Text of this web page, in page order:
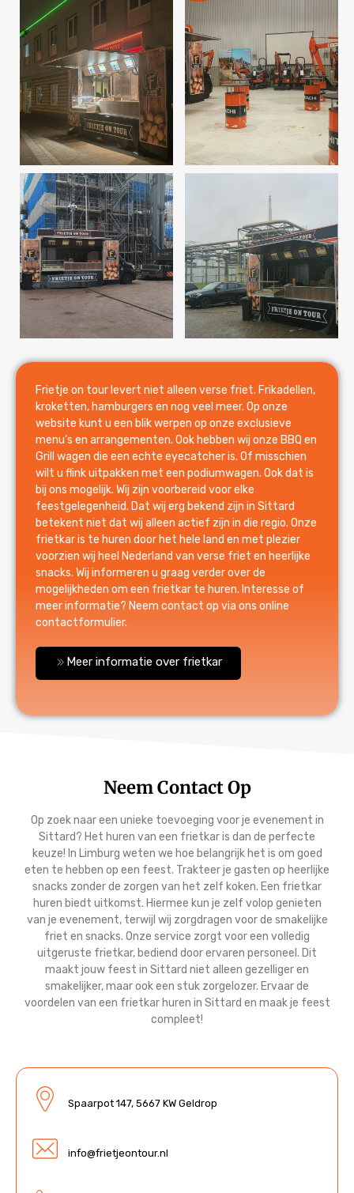
Frietje on tour levert niet alleen verse friet. Frikadellen,
kroketten, hamburgers en nog veel meer. Op onze
website kunt u een blik werpen op onze exclusieve
menu’s en arrangementen. Ook hebben wij onze BBQ en
Grill wagen die een echte eyecatcher is. Of misschien
wilt u flink uitpakken met een podiumwagen. Ook dat is
bij ons mogelijk. Wij zijn voorbereid voor elke
feestgelegenheid. Dat wij erg bekend zijn in Sittard
betekent niet dat wij alleen actief zijn in die regio. Onze
frietkar is te huren door het hele land en met plezier
voorzien wij heel Nederland van verse friet en heerlijke
snacks. Wij informeren u graag verder over de
mogelijkheden om een frietkar te huren. Interesse of
meer informatie? Neem contact op via ons online
contactformulier.
Meer informatie over frietkar
Neem Contact Op
Op zoek naar een unieke toevoeging voor je evenement in
Sittard? Het huren van een frietkar is dan de perfecte
keuze! In Limburg weten we hoe belangrijk het is om goed
eten te hebben op een feest. Trakteer je gasten op heerlijke
snacks zonder de zorgen van het zelf koken. Een frietkar
huren biedt uitkomst. Hiermee kun je zelf volop genieten
van je evenement, terwijl wij zorgdragen voor de smakelijke
friet en snacks. Onze service zorgt voor een volledig
uitgeruste frietkar, bediend door ervaren personeel. Dit
maakt jouw feest in Sittard niet alleen gezelliger en
smakelijker, maar ook een stuk zorgelozer. Ervaar de
voordelen van een frietkar huren in Sittard en maak je feest
compleet!
Spaarpot 147, 5667 KW Geldrop
info@frietjeontour.nl